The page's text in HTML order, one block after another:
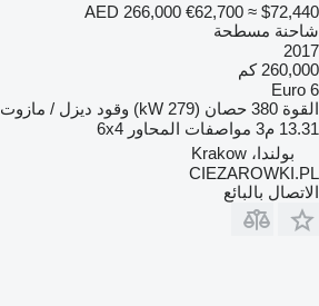
AED 266,000 €62,700 ≈ $72,440
شاحنة مسطحة
2017
260,000 كم
Euro 6
القوة 380 حصان (279 kW) وقود ديزل / مازوت
13.31 م3
مواصفات المحاور 6x4
بولندا، Krakow
CIEZAROWKI.PL
الاتصال بالبائع